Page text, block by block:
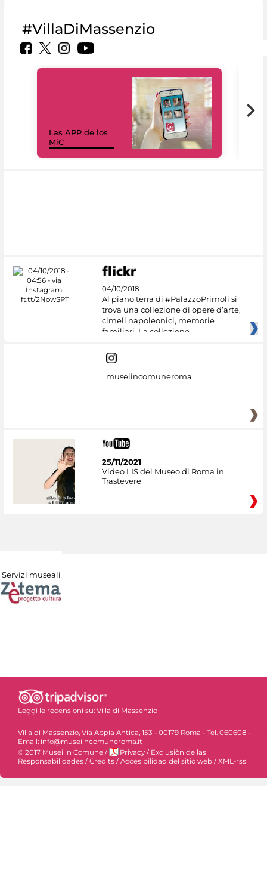
#VillaDiMassenzio
Las APP de los
MiC
04/10/2018
Al piano terra di #PalazzoPrimoli si
trova una collezione di opere d’arte,
cimeli napoleonici, memorie
familiari. La collezione
museiincomuneroma
25/11/2021
Video LIS del Museo di Roma in
Trastevere
Servizi museali
Leggi le recensioni su: Villa di Massenzio
Villa di Massenzio, Via Appia Antica, 153 - 00179 Roma - Tel. 060608 -
Email: info@museiincomuneroma.it
© 2017 Musei in Comune / Privacy / Exclusiòn de las
Responsabilidades / Credits / Accesibilidad del sitio web / XML-rss